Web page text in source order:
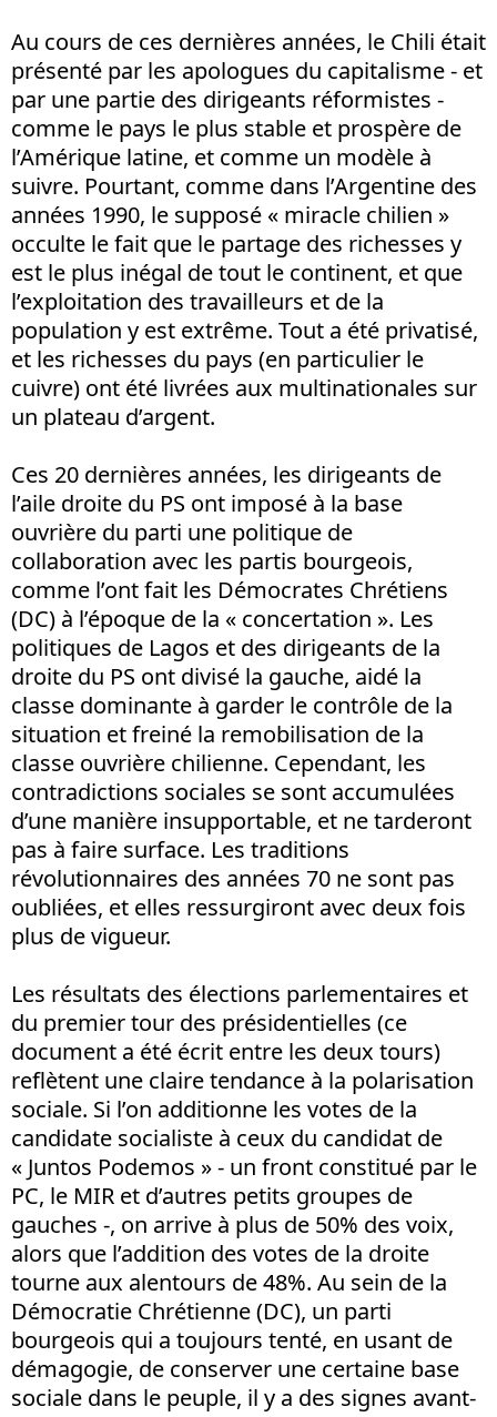
Au cours de ces dernières années, le Chili était
présenté par les apologues du capitalisme - et
par une partie des dirigeants réformistes -
comme le pays le plus stable et prospère de
l’Amérique latine, et comme un modèle à
suivre. Pourtant, comme dans l’Argentine des
années 1990, le supposé « miracle chilien »
occulte le fait que le partage des richesses y
est le plus inégal de tout le continent, et que
l’exploitation des travailleurs et de la
population y est extrême. Tout a été privatisé,
et les richesses du pays (en particulier le
cuivre) ont été livrées aux multinationales sur
un plateau d’argent.
Ces 20 dernières années, les dirigeants de
l’aile droite du PS ont imposé à la base
ouvrière du parti une politique de
collaboration avec les partis bourgeois,
comme l’ont fait les Démocrates Chrétiens
(DC) à l’époque de la « concertation ». Les
politiques de Lagos et des dirigeants de la
droite du PS ont divisé la gauche, aidé la
classe dominante à garder le contrôle de la
situation et freiné la remobilisation de la
classe ouvrière chilienne. Cependant, les
contradictions sociales se sont accumulées
d’une manière insupportable, et ne tarderont
pas à faire surface. Les traditions
révolutionnaires des années 70 ne sont pas
oubliées, et elles ressurgiront avec deux fois
plus de vigueur.
Les résultats des élections parlementaires et
du premier tour des présidentielles (ce
document a été écrit entre les deux tours)
reflètent une claire tendance à la polarisation
sociale. Si l’on additionne les votes de la
candidate socialiste à ceux du candidat de
« Juntos Podemos » - un front constitué par le
PC, le MIR et d’autres petits groupes de
gauches -, on arrive à plus de 50% des voix,
alors que l’addition des votes de la droite
tourne aux alentours de 48%. Au sein de la
Démocratie Chrétienne (DC), un parti
bourgeois qui a toujours tenté, en usant de
démagogie, de conserver une certaine base
sociale dans le peuple, il y a des signes avant-